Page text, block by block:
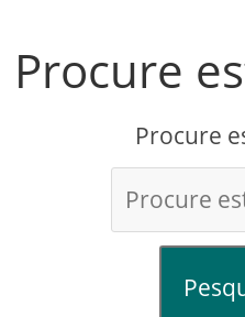
Procure
Procure